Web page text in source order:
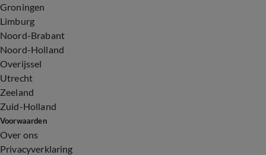
Groningen
Limburg
Noord-Brabant
Noord-Holland
Overijssel
Utrecht
Zeeland
Zuid-Holland
Voorwaarden
Over ons
Privacyverklaring